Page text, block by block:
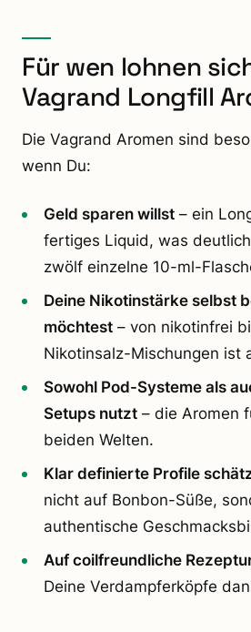
Für wen lohnen
Vagrand Longfill
Die Vagrand Aromen sind
wenn Du:
Geld sparen willst – ein
fertiges Liquid, was
zwölf einzelne 10-ml-
Deine Nikotinstärke selbst
möchtest – von nikotinfrei
Nikotinsalz-Mischungen ist
Sowohl Pod-Systeme als
Setups nutzt – die Aromen
beiden Welten.
Klar definierte Profile
nicht auf Bonbon-Süße,
authentische
Auf coilfreundliche
Deine Verdampferköpfe